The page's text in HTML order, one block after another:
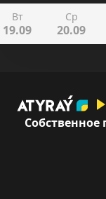
Вт
19.09
Ср
20.09
Собственное